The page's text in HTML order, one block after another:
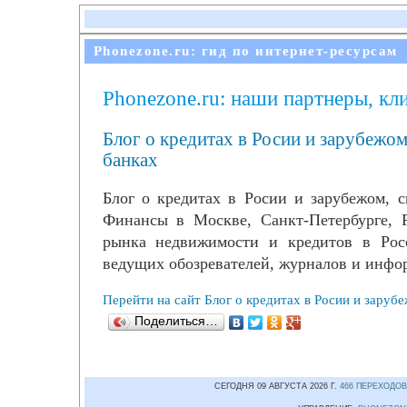
Phonezone.ru: гид по интернет-ресурсам
Phonezone.ru: наши партнеры,
Блог о кредитах в Росии и
банках
Блог о кредитах в Росии и зарубежом,
Финансы в Москве, Санкт-Петербурге,
рынка недвижимости и кредитов в
ведущих обозревателей, журналов и
Перейти на сайт Блог о кредитах в Росии и
Поделиться…
СЕГОДНЯ 09 АВГУСТА 2026 Г. 466 ПЕРЕХОДОВ